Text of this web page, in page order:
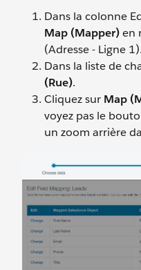
Dans la colonne
Map (Mapper)en
(Adresse - Ligne 1).
Dans la liste de
(Rue).
Cliquez sur Map
voyez pas le
un zoom arrière